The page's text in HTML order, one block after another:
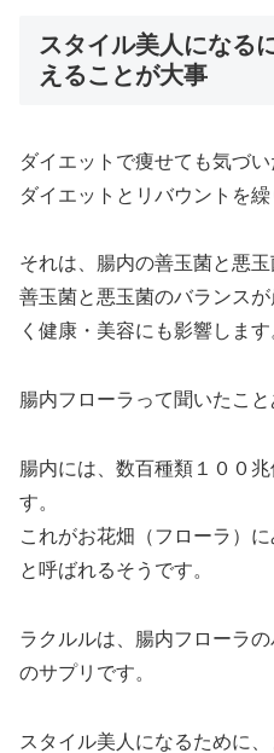
スタイル美人になる
えることが大事
ダイエットで痩せても気づ
ダイエットとリバウントを
それは、腸内の善玉菌と悪玉
善玉菌と悪玉菌のバランス
く健康・美容にも影響します
腸内フローラって聞いたこと
腸内には、数百種類１００
す。
これがお花畑（フローラ）
と呼ばれるそうです。
ラクルルは、腸内フローラ
のサプリです。
スタイル美人になるために